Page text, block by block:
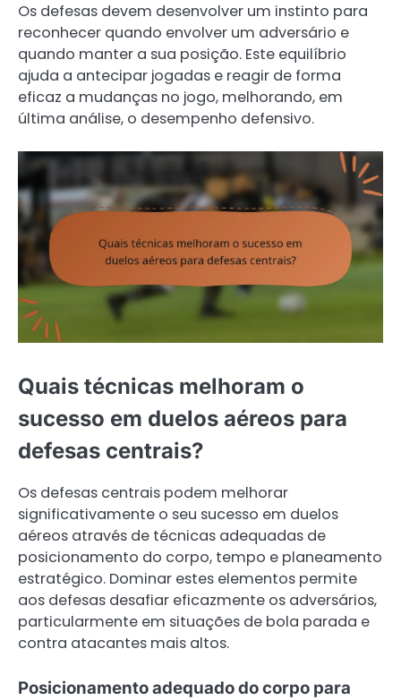
Os defesas devem desenvolver um instinto para
reconhecer quando envolver um adversário e
quando manter a sua posição. Este equilíbrio
ajuda a antecipar jogadas e reagir de forma
eficaz a mudanças no jogo, melhorando, em
última análise, o desempenho defensivo.
Quais técnicas melhoram o
sucesso em duelos aéreos para
defesas centrais?
Os defesas centrais podem melhorar
significativamente o seu sucesso em duelos
aéreos através de técnicas adequadas de
posicionamento do corpo, tempo e planeamento
estratégico. Dominar estes elementos permite
aos defesas desafiar eficazmente os adversários,
particularmente em situações de bola parada e
contra atacantes mais altos.
Posicionamento adequado do corpo para